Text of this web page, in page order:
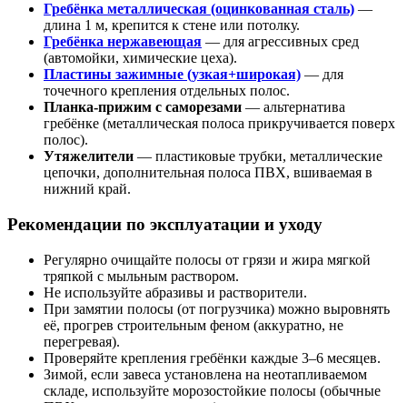
Гребёнка металлическая (оцинкованная сталь) —
длина 1 м, крепится к стене или потолку.
Гребёнка нержавеющая — для агрессивных сред
(автомойки, химические цеха).
Пластины зажимные (узкая+широкая) — для
точечного крепления отдельных полос.
Планка-прижим с саморезами — альтернатива
гребёнке (металлическая полоса прикручивается поверх
полос).
Утяжелители — пластиковые трубки, металлические
цепочки, дополнительная полоса ПВХ, вшиваемая в
нижний край.
Рекомендации по эксплуатации и уходу
Регулярно очищайте полосы от грязи и жира мягкой
тряпкой с мыльным раствором.
Не используйте абразивы и растворители.
При замятии полосы (от погрузчика) можно выровнять
её, прогрев строительным феном (аккуратно, не
перегревая).
Проверяйте крепления гребёнки каждые 3–6 месяцев.
Зимой, если завеса установлена на неотапливаемом
складе, используйте морозостойкие полосы (обычные